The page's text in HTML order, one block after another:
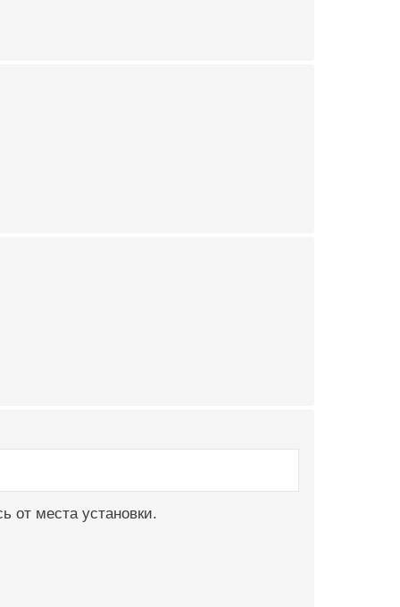
от места установки.